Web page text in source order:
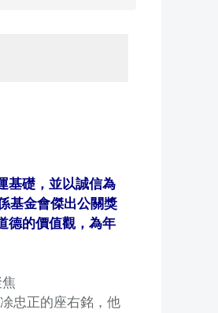
基礎，並以誠信為
基金會傑出公關獎
德的價值觀，為年
忠正的座右銘，他